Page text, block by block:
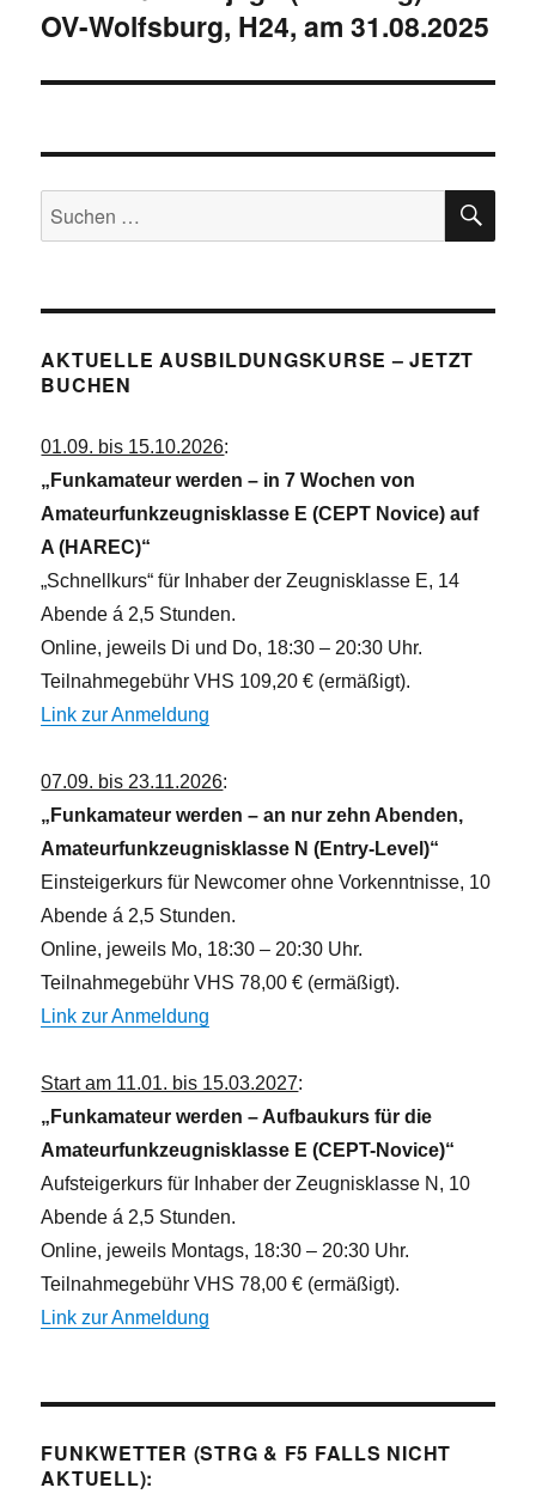
Beitrag:
OV-Wolfsburg, H24, am 31.08.2025
Suchen
nach:
AKTUELLE AUSBILDUNGSKURSE – JETZT
BUCHEN
01.09. bis 15.10.2026:
„Funkamateur werden – in 7 Wochen von
Amateurfunkzeugnisklasse E (CEPT Novice) auf
A (HAREC)“
„Schnellkurs“ für Inhaber der Zeugnisklasse E, 14
Abende á 2,5 Stunden.
Online, jeweils Di und Do, 18:30 – 20:30 Uhr.
Teilnahmegebühr VHS 109,20 € (ermäßigt).
Link zur Anmeldung
07.09. bis 23.11.2026:
„Funkamateur werden – an nur zehn Abenden,
Amateurfunkzeugnisklasse N (Entry-Level)“
Einsteigerkurs für Newcomer ohne Vorkenntnisse, 10
Abende á 2,5 Stunden.
Online, jeweils Mo, 18:30 – 20:30 Uhr.
Teilnahmegebühr VHS 78,00 € (ermäßigt).
Link zur Anmeldung
Start am 11.01. bis 15.03.2027:
„Funkamateur werden – Aufbaukurs für die
Amateurfunkzeugnisklasse E (CEPT-Novice)“
Aufsteigerkurs für Inhaber der Zeugnisklasse N, 10
Abende á 2,5 Stunden.
Online, jeweils Montags, 18:30 – 20:30 Uhr.
Teilnahmegebühr VHS 78,00 € (ermäßigt).
Link zur Anmeldung
FUNKWETTER (STRG & F5 FALLS NICHT
AKTUELL):